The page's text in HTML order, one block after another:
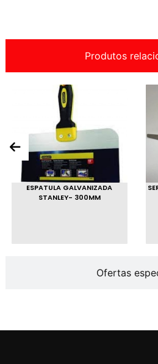
Produtos
Ofertas
ESPATULA GALVANIZADA
STANLEY- 300MM